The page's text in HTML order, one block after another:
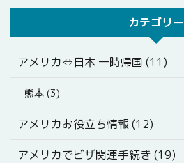
カテゴリー
アメリカ⇔日本 一時帰国 (11)
熊本 (3)
アメリカお役立ち情報 (12)
アメリカでビザ関連手続き (19)